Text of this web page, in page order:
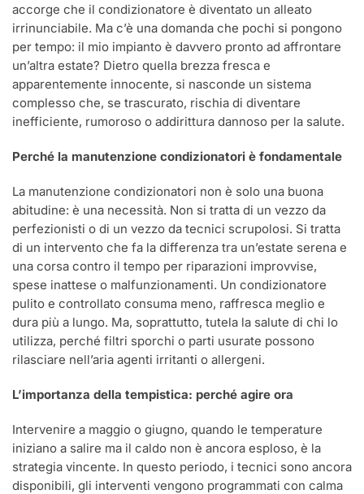
accorge che il condizionatore è diventato un alleato
irrinunciabile. Ma c’è una domanda che pochi si pongono
per tempo: il mio impianto è davvero pronto ad affrontare
un’altra estate? Dietro quella brezza fresca e
apparentemente innocente, si nasconde un sistema
complesso che, se trascurato, rischia di diventare
inefficiente, rumoroso o addirittura dannoso per la salute.
Perché la manutenzione condizionatori è fondamentale
La manutenzione condizionatori non è solo una buona
abitudine: è una necessità. Non si tratta di un vezzo da
perfezionisti o di un vezzo da tecnici scrupolosi. Si tratta
di un intervento che fa la differenza tra un’estate serena e
una corsa contro il tempo per riparazioni improvvise,
spese inattese o malfunzionamenti. Un condizionatore
pulito e controllato consuma meno, raffresca meglio e
dura più a lungo. Ma, soprattutto, tutela la salute di chi lo
utilizza, perché filtri sporchi o parti usurate possono
rilasciare nell’aria agenti irritanti o allergeni.
L’importanza della tempistica: perché agire ora
Intervenire a maggio o giugno, quando le temperature
iniziano a salire ma il caldo non è ancora esploso, è la
strategia vincente. In questo periodo, i tecnici sono ancora
disponibili, gli interventi vengono programmati con calma